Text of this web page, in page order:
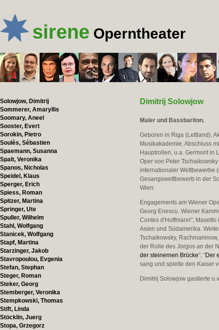
sirene Operntheater
Solowjow, Dimitrij
Sommerer, Amaryllis
Soomary, Aneel
Sooster, Evert
Sorokin, Pietro
Soulès, Sébastien
Spaemann, Susanna
Spalt, Veronika
Spanos, Nicholas
Speidel, Klaus
Sperger, Erich
Spiess, Roman
Spitzer, Martina
Springer, Ute
Spuller, Wilhelm
Stahl, Wolfgang
Stanicek, Wolfgang
Stapf, Martina
Starzinger, Jakob
Stavropoulou, Evgenia
Stefan, Stephan
Steger, Roman
Steker, Georg
Stemberger, Veronika
Stempkowski, Thomas
Stift, Linda
Stöcklin, Juerg
Stopa, Grzegorz
Dimitrij Solowjow
Maler und Bassbariton.
Geboren in Riga (Lettland).
Musikakademie, Abschluss
Hauptrollen, u.a. Germont in
Oper von Peter
internationaler Wettbewerbe
Gesangswettbewerb in der
Wien.
Engagements am Wiener
Georg Enescu. Wiener
Contes d'Hoffmann",
Asien und Südamerika.
Tschaikowsky,
der Rolle des Jorgos an der
der steinernen Brücke", "Der
sang und spielte den Kaiser
Dimitrij Solowjow gastierte